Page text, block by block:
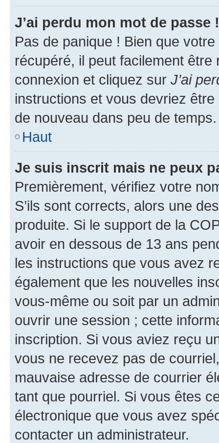
J’ai perdu mon mot de passe !
Pas de panique ! Bien que
récupéré, il peut facilement
connexion et cliquez sur J’ai
instructions et vous devriez
de nouveau dans peu de temps.
Haut
Je suis inscrit mais ne peux
Premièrement, vérifiez votre
S’ils sont corrects, alors une
produite. Si le support de la
avoir en dessous de 13 ans
les instructions que vous avez
également que les nouvelles
vous-même ou soit par un
ouvrir une session ; cette
inscription. Si vous aviez reçu
vous ne recevez pas de
mauvaise adresse de courrier
tant que pourriel. Si vous êtes
électronique que vous avez
contacter un administrateur.